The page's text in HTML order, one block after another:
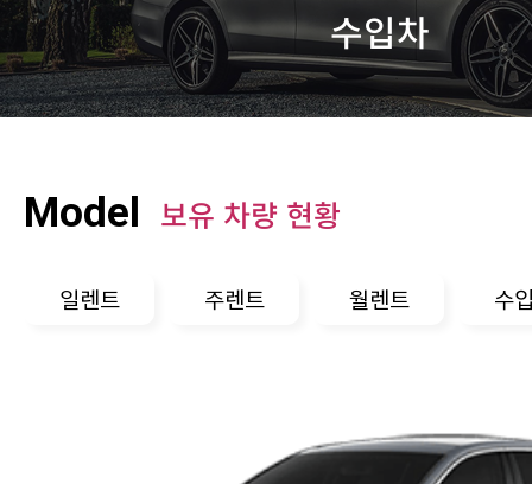
수입차
Model 보유 차량 현황
일렌트 주렌트 월렌트 수